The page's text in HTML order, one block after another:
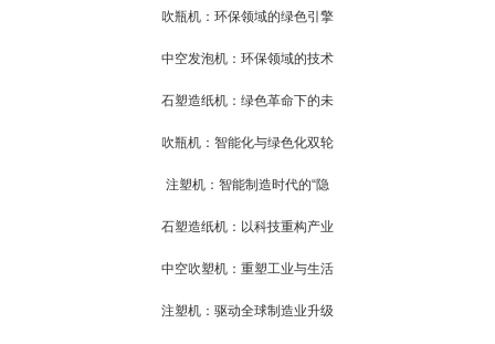
吹瓶机：环保领域的绿色引擎
中空发泡机：环保领域的技术
石塑造纸机：绿色革命下的未
吹瓶机：智能化与绿色化双轮
注塑机：智能制造时代的“隐
石塑造纸机：以科技重构产业
中空吹塑机：重塑工业与生活
注塑机：驱动全球制造业升级